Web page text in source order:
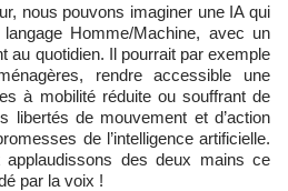
nous pouvons imaginer une IA qui
Homme/Machine, avec un
au quotidien. Il pourrait par exemple
rendre accessible une
à mobilité réduite ou souffrant de
libertés de mouvement et d’action
de l’intelligence artificielle.
applaudissons des deux mains ce
par la voix !